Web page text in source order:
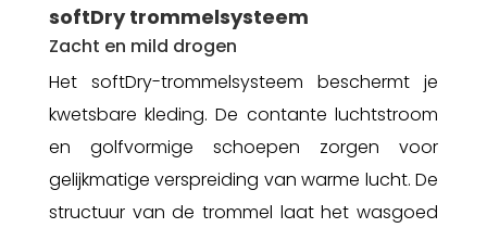
softDry trommelsysteem
Zacht en mild drogen
Het softDry-trommelsysteem beschermt je
kwetsbare kleding. De contante luchtstroom
en golfvormige schoepen zorgen voor
gelijkmatige verspreiding van warme lucht. De
structuur van de trommel laat het wasgoed